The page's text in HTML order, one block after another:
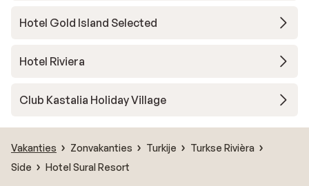
Hotel Gold Island Selected
Hotel Riviera
Club Kastalia Holiday Village
Vakanties Zonvakanties Turkije
Turkse Rivièra
Side
Hotel Sural Resort